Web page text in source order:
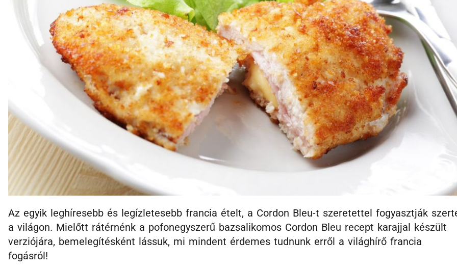
Az egyik leghíresebb és legízletesebb francia ételt, a Cordon Bleu-t szeretettel fogyasztják
a világon. Mielőtt rátérnénk a pofonegyszerű bazsalikomos Cordon Bleu recept karajjal készült
verziójára, bemelegítésként lássuk, mi mindent érdemes tudnunk erről a világhírő francia
fogásról!